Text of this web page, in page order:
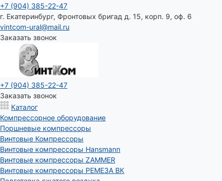
+7 (904) 385-22-47
г. Екатеринбург, Фронтовых бригад д. 15, корп. 9, оф. 6
vintcom-ural@mail.ru
Заказать звонок
+7 (904) 385-22-47
Заказать звонок
Каталог
Компрессорное оборудование
Поршневые компрессоры
Винтовые Компрессоры
Винтовые компрессоры Hansmann
Винтовые компрессоры ZAMMER
Винтовые компрессоры РЕМЕЗА ВК